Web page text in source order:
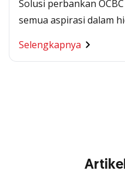
Solusi perbankan
semua aspirasi dalam
Selengkapnya
Segala
di Satu